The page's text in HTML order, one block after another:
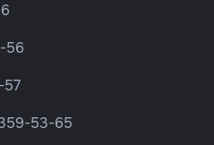
56
57
359-53-65